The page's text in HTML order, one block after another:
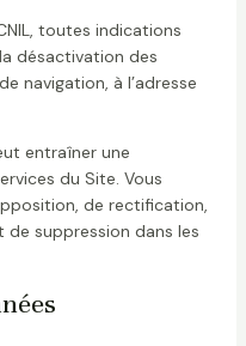
toutes indications
désactivation des
navigation, à l’adresse
entraîner une
du Site. Vous
de rectification,
de suppression dans les